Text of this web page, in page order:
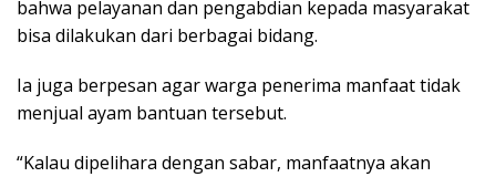
bahwa pelayanan dan pengabdian kepada masyarakat
bisa dilakukan dari berbagai bidang.
Ia juga berpesan agar warga penerima manfaat tidak
menjual ayam bantuan tersebut.
“Kalau dipelihara dengan sabar, manfaatnya akan